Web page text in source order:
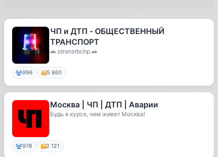
ЧП и ДТП - ОБЩЕСТВЕННЫЙ
ТРАНСПОРТ
🚗 otransrbchp 🚗
996 5 860
Москва | ЧП | ДТП | Аварии
Будь в курсе, чем живет Москва!
978 2 121